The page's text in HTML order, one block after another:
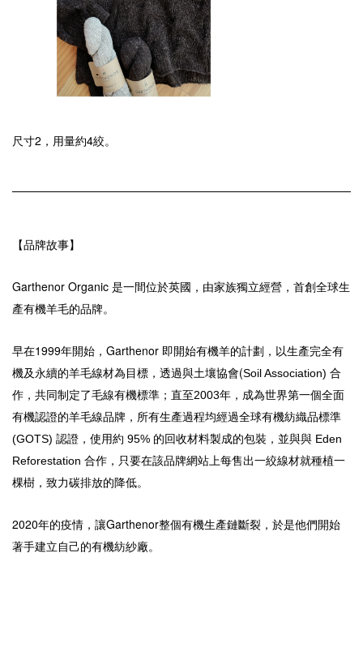
尺寸2，用量約4絞。
【品牌故事】
Garthenor Organic 是一間位於英國，由家族獨立經營 ，首創全球生
產有機羊毛的品牌。
早在1999年開始，Garthenor 即開始有機羊的計劃，以生產完全有
機及永續的羊毛線材為目標，透過與土壤協會(Soil Association) 合
作，共同制定了毛線有機標準；直至2003年，成為世界第一個全面
有機認證的羊毛線品牌，所有生產過程均經過全球有機紡織品標準
(GOTS) 認證，使用約 95% 的回收材料製成的包裝，並與與 Eden
Reforestation 合作，只要在該品牌網站上每售出一絞線材就種植一
棵樹， 致力碳排放的降低。
2020年的疫情，讓Garthenor整個有機生產鏈斷裂，於是他們開始
著手建立自己的有機紡紗廠。